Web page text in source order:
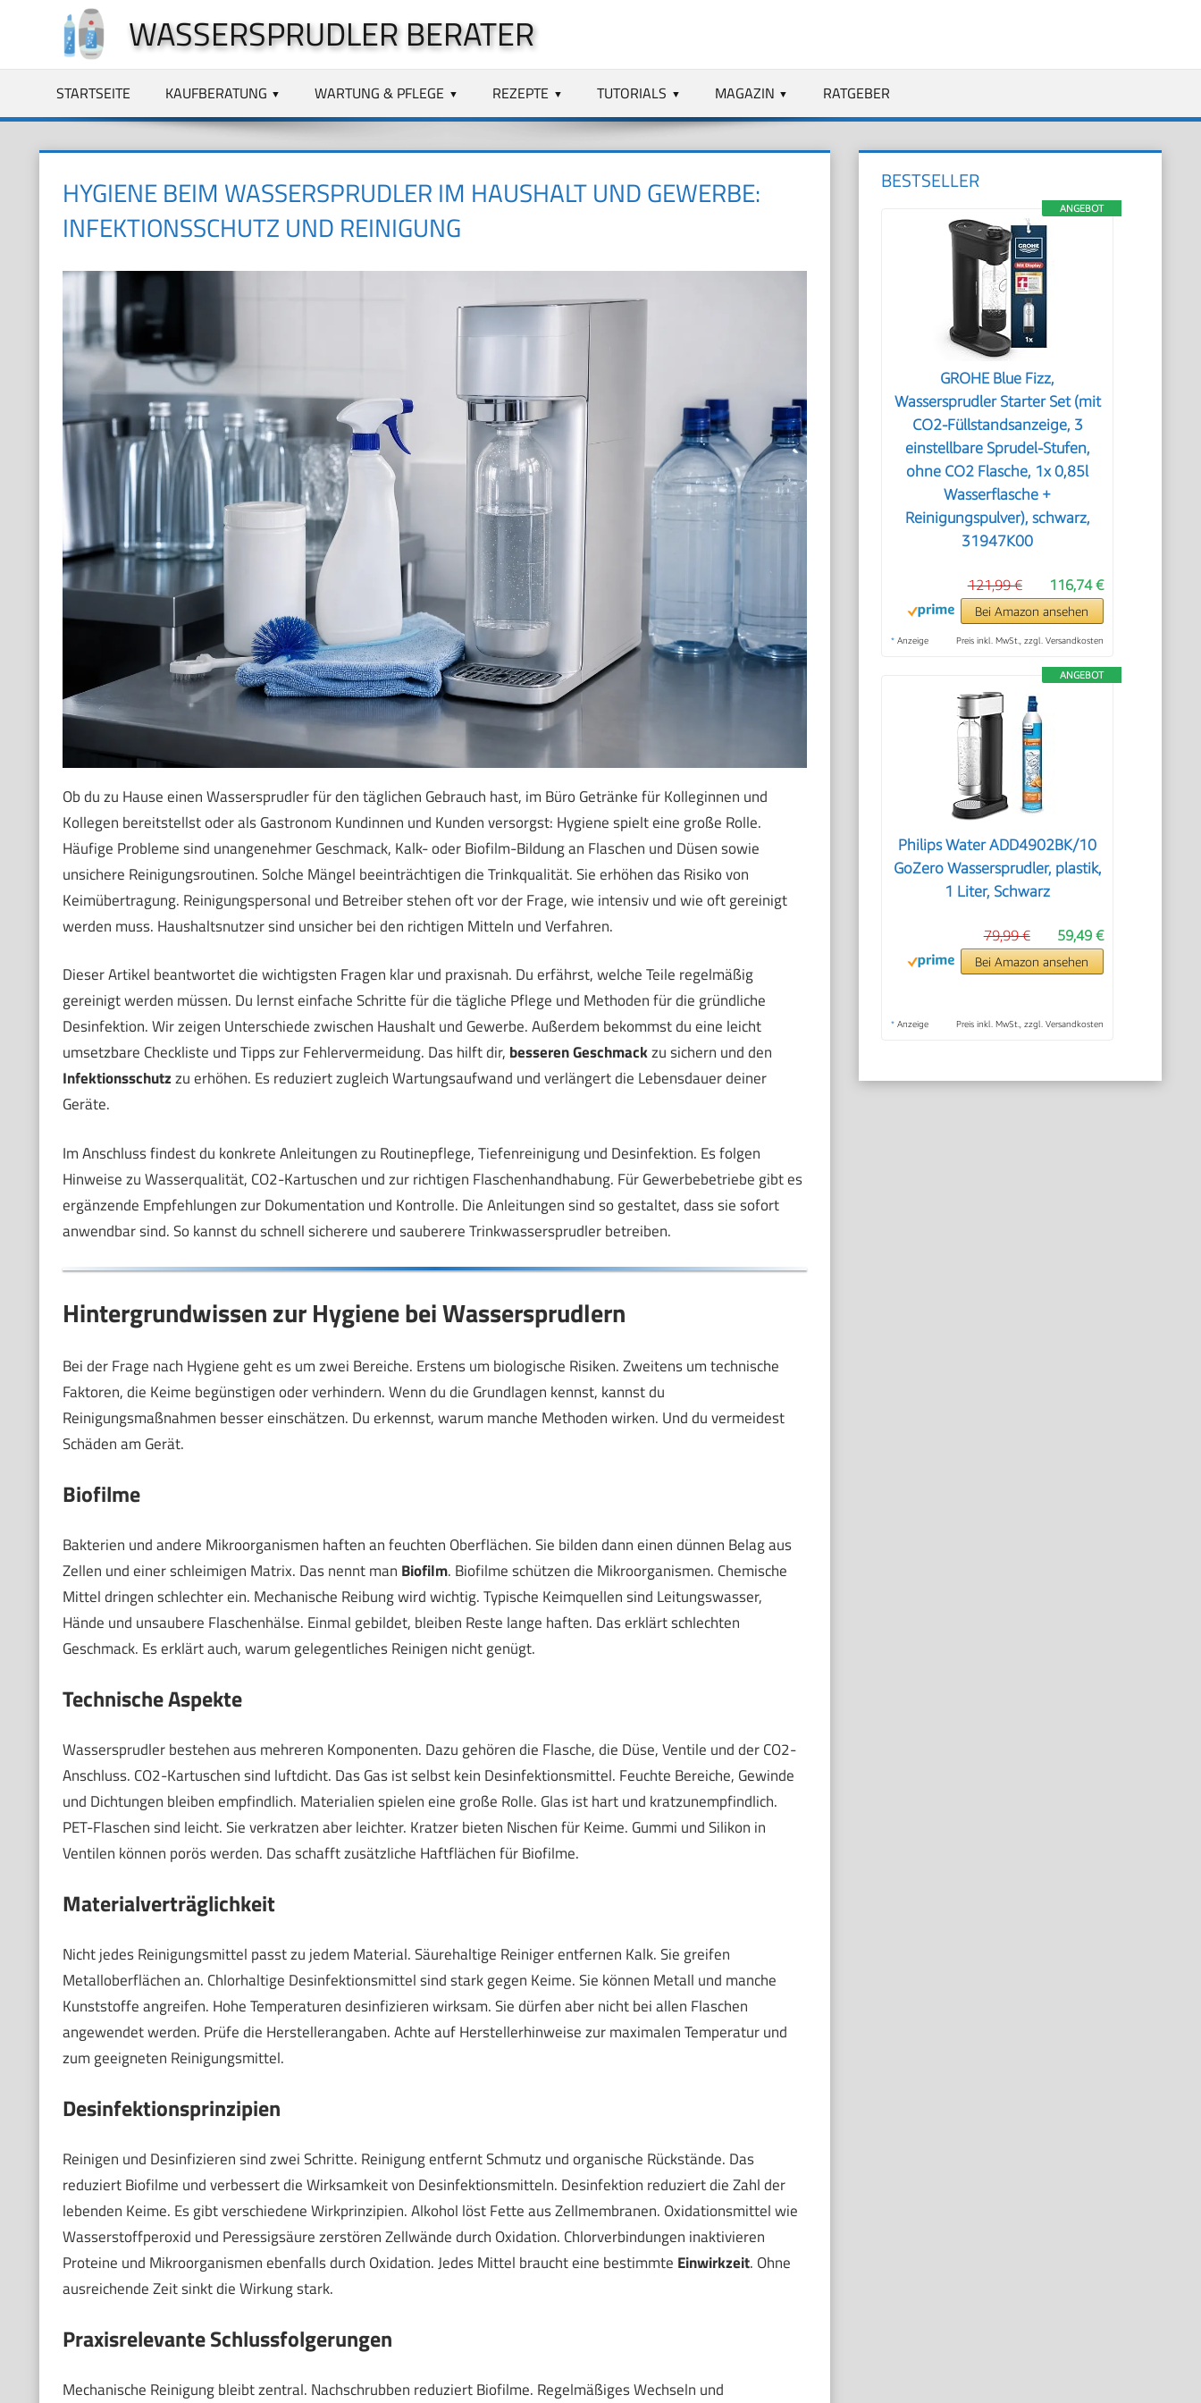
springen
WASSERSPRUDLER BERATER
STARTSEITE KAUFBERATUNG WARTUNG & PFLEGE REZEPTE TUTORIALS MAGAZIN RATGEBER
HYGIENE BEIM WASSERSPRUDLER IM HAUSHALT UND GEWERBE:
INFEKTIONSSCHUTZ UND REINIGUNG
Ob du zu Hause einen Wassersprudler für den täglichen Gebrauch hast, im Büro Getränke für Kolleginnen und
Kollegen bereitstellst oder als Gastronom Kundinnen und Kunden versorgst: Hygiene spielt eine große Rolle.
Häufige Probleme sind unangenehmer Geschmack, Kalk- oder Biofilm-Bildung an Flaschen und Düsen sowie
unsichere Reinigungsroutinen. Solche Mängel beeinträchtigen die Trinkqualität. Sie erhöhen das Risiko von
Keimübertragung. Reinigungspersonal und Betreiber stehen oft vor der Frage, wie intensiv und wie oft gereinigt
werden muss. Haushaltsnutzer sind unsicher bei den richtigen Mitteln und Verfahren.
Dieser Artikel beantwortet die wichtigsten Fragen klar und praxisnah. Du erfährst, welche Teile regelmäßig
gereinigt werden müssen. Du lernst einfache Schritte für die tägliche Pflege und Methoden für die gründliche
Desinfektion. Wir zeigen Unterschiede zwischen Haushalt und Gewerbe. Außerdem bekommst du eine leicht
umsetzbare Checkliste und Tipps zur Fehlervermeidung. Das hilft dir, besseren Geschmackzu sichern und den
Infektionsschutzzu erhöhen. Es reduziert zugleich Wartungsaufwand und verlängert die Lebensdauer deiner
Geräte.
Im Anschluss findest du konkrete Anleitungen zu Routinepflege, Tiefenreinigung und Desinfektion. Es folgen
Hinweise zu Wasserqualität, CO2-Kartuschen und zur richtigen Flaschenhandhabung. Für Gewerbebetriebe gibt es
ergänzende Empfehlungen zur Dokumentation und Kontrolle. Die Anleitungen sind so gestaltet, dass sie sofort
anwendbar sind. So kannst du schnell sicherere und sauberere Trinkwassersprudler betreiben.
Hintergrundwissen zur Hygiene bei Wassersprudlern
Bei der Frage nach Hygiene geht es um zwei Bereiche. Erstens um biologische Risiken. Zweitens um technische
Faktoren, die Keime begünstigen oder verhindern. Wenn du die Grundlagen kennst, kannst du
Reinigungsmaßnahmen besser einschätzen. Du erkennst, warum manche Methoden wirken. Und du vermeidest
Schäden am Gerät.
Biofilme
Bakterien und andere Mikroorganismen haften an feuchten Oberflächen. Sie bilden dann einen dünnen Belag aus
Zellen und einer schleimigen Matrix. Das nennt man Biofilm. Biofilme schützen die Mikroorganismen. Chemische
Mittel dringen schlechter ein. Mechanische Reibung wird wichtig. Typische Keimquellen sind Leitungswasser,
Hände und unsaubere Flaschenhälse. Einmal gebildet, bleiben Reste lange haften. Das erklärt schlechten
Geschmack. Es erklärt auch, warum gelegentliches Reinigen nicht genügt.
Technische Aspekte
Wassersprudler bestehen aus mehreren Komponenten. Dazu gehören die Flasche, die Düse, Ventile und der CO2-
Anschluss. CO2-Kartuschen sind luftdicht. Das Gas ist selbst kein Desinfektionsmittel. Feuchte Bereiche, Gewinde
und Dichtungen bleiben empfindlich. Materialien spielen eine große Rolle. Glas ist hart und kratzunempfindlich.
PET-Flaschen sind leicht. Sie verkratzen aber leichter. Kratzer bieten Nischen für Keime. Gummi und Silikon in
Ventilen können porös werden. Das schafft zusätzliche Haftflächen für Biofilme.
Materialverträglichkeit
Nicht jedes Reinigungsmittel passt zu jedem Material. Säurehaltige Reiniger entfernen Kalk. Sie greifen
Metalloberflächen an. Chlorhaltige Desinfektionsmittel sind stark gegen Keime. Sie können Metall und manche
Kunststoffe angreifen. Hohe Temperaturen desinfizieren wirksam. Sie dürfen aber nicht bei allen Flaschen
angewendet werden. Prüfe die Herstellerangaben. Achte auf Herstellerhinweise zur maximalen Temperatur und
zum geeigneten Reinigungsmittel.
Desinfektionsprinzipien
Reinigen und Desinfizieren sind zwei Schritte. Reinigung entfernt Schmutz und organische Rückstände. Das
reduziert Biofilme und verbessert die Wirksamkeit von Desinfektionsmitteln. Desinfektion reduziert die Zahl der
lebenden Keime. Es gibt verschiedene Wirkprinzipien. Alkohol löst Fette aus Zellmembranen. Oxidationsmittel wie
Wasserstoffperoxid und Peressigsäure zerstören Zellwände durch Oxidation. Chlorverbindungen inaktivieren
Proteine und Mikroorganismen ebenfalls durch Oxidation. Jedes Mittel braucht eine bestimmte Einwirkzeit. Ohne
ausreichende Zeit sinkt die Wirkung stark.
Praxisrelevante Schlussfolgerungen
Mechanische Reinigung bleibt zentral. Nachschrubben reduziert Biofilme. Regelmäßiges Wechseln und
BESTSELLER
ANGEBOT
GROHE Blue Fizz,
Wassersprudler Starter Set (mit
CO2-Füllstandsanzeige, 3
einstellbare Sprudel-Stufen,
ohne CO2 Flasche, 1x 0,85l
Wasserflasche +
Reinigungspulver), schwarz,
31947K00
116,74 €
121,99 €
Bei Amazon ansehen
* Anzeige Preis inkl. MwSt., zzgl. Versandkosten
ANGEBOT
Philips Water ADD4902BK/10
GoZero Wassersprudler, plastik,
1 Liter, Schwarz
59,49 €
79,99 €
Bei Amazon ansehen
* Anzeige Preis inkl. MwSt., zzgl. Versandkosten